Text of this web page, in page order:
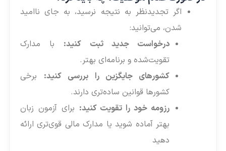
اگر تجدیدنظر به نتیجه نرسید، به جای ناامید
شدن، می‌توانید:
درخواست جدید ثبت کنید: با مدارک
تقویت‌شده و برنامه‌ای بهتر.
کشورهای جایگزین را بررسی کنید: برخی
کشورها قوانین ساده‌تری دارند.
رزومه خود را تقویت کنید: برای آزمون زبان
بهتر آماده شوید یا مدارک مالی قوی‌تری ارائه
دهید